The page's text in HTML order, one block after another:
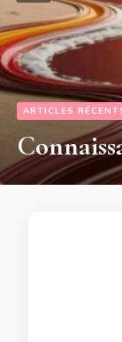
ARTICLES